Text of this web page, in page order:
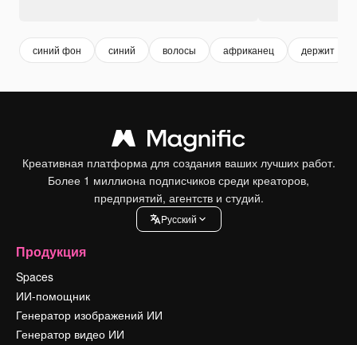
синий фон синий волосы африканец держит
Креативная платформа для создания ваших лучших работ.
Более 1 миллиона подписчиков среди креаторов,
предприятий, агентств и студий.
Pусский
Продукция
Spaces
ИИ-помощник
Генератор изображений ИИ
Генератор видео ИИ